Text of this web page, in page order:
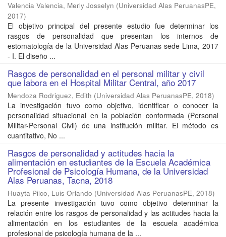
Valencia Valencia, Merly Josselyn (Universidad Alas PeruanasPE,
2017)
El objetivo principal del presente estudio fue determinar los
rasgos de personalidad que presentan los internos de
estomatología de la Universidad Alas Peruanas sede Lima, 2017
- I. El diseño ...
Rasgos de personalidad en el personal militar y civil
que labora en el Hospital Militar Central, año 2017
Mendoza Rodriguez, Edith (Universidad Alas PeruanasPE, 2018)
La investigación tuvo como objetivo, identificar o conocer la
personalidad situacional en la población conformada (Personal
Militar-Personal Civil) de una institución militar. El método es
cuantitativo, No ...
Rasgos de personalidad y actitudes hacia la
alimentación en estudiantes de la Escuela Académica
Profesional de Psicología Humana, de la Universidad
Alas Peruanas, Tacna, 2018
Huayta Pilco, Luis Orlando (Universidad Alas PeruanasPE, 2018)
La presente investigación tuvo como objetivo determinar la
relación entre los rasgos de personalidad y las actitudes hacia la
alimentación en los estudiantes de la escuela académica
profesional de psicología humana de la ...